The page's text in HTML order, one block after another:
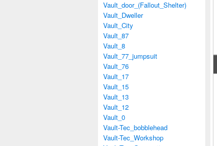
Vault_door_(Fallout_Shelter)
Vault_Dweller
Vault_City
Vault_87
Vault_8
Vault_77_jumpsuit
Vault_76
Vault_17
Vault_15
Vault_13
Vault_12
Vault_0
Vault-Tec_bobblehead
Vault-Tec_Workshop